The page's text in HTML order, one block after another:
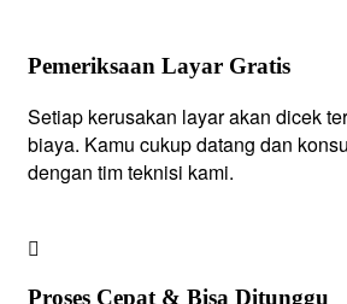
Pemeriksaan Layar Gratis
Setiap kerusakan layar akan dicek
biaya. Kamu cukup datang dan
dengan tim teknisi kami.
Proses Cepat & Bisa Ditunggu